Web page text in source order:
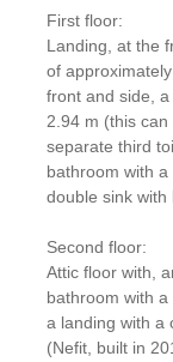
First floor:
Landing, at the
of
front and side,
2.94 m (this
separate third
bathroom with
double sink with
Second floor:
Attic floor with,
bathroom with a
a landing with a
(Nefit, built in